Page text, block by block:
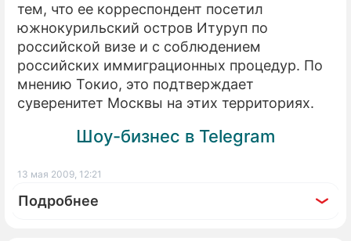
тем, что ее корреспондент посетил
южнокурильский остров Итуруп по
российской визе и с соблюдением
российских иммиграционных процедур. По
мнению Токио, это подтверждает
суверенитет Москвы на этих территориях.
Шоу-бизнес в Telegram
13 мая 2009, 12:21
Подробнее